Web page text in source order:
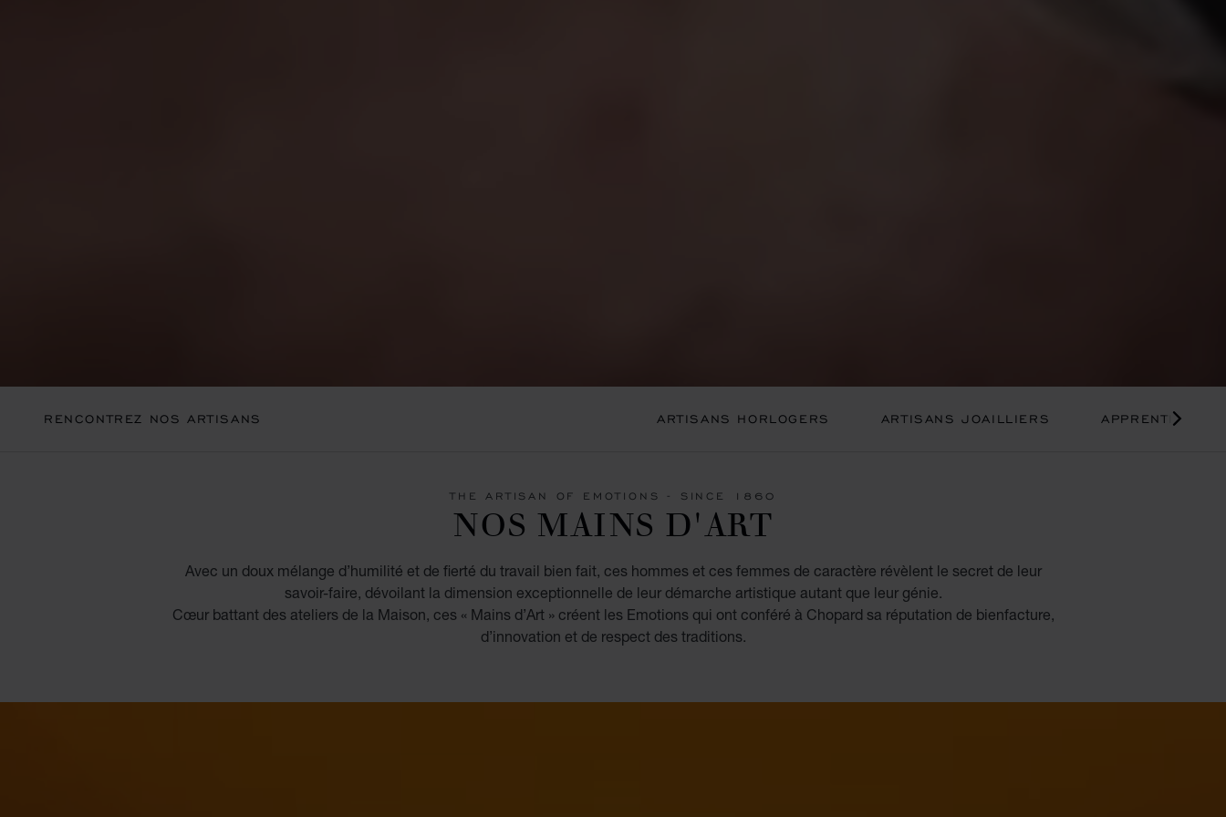
RENCONTREZ NOS ARTISANS ARTISANS HORLOGERS ARTISANS JOAILLIERS APPRENTI
THE ARTISAN OF EMOTIONS - SINCE 1860
NOS MAINS D'ART
Avec un doux mélange d’humilité et de fierté du travail bien fait, ces hommes et ces femmes de caractère révèlent le secret de leur
savoir-faire, dévoilant la dimension exceptionnelle de leur démarche artistique autant que leur génie.
Cœur battant des ateliers de la Maison, ces « Mains d’Art » créent les Emotions qui ont conféré à Chopard sa réputation de bienfacture,
d’innovation et de respect des traditions.